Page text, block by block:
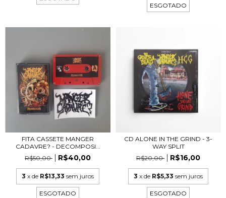
ESGOTADO
FITA CASSETE MANGER
CADAVRE? - DECOMPOSI...
R$50,00
R$40,00
3 x de R$13,33 sem juros
ESGOTADO
CD ALONE IN THE GRIND - 3-
WAY SPLIT
R$20,00
R$16,00
3 x de R$5,33 sem juros
ESGOTADO